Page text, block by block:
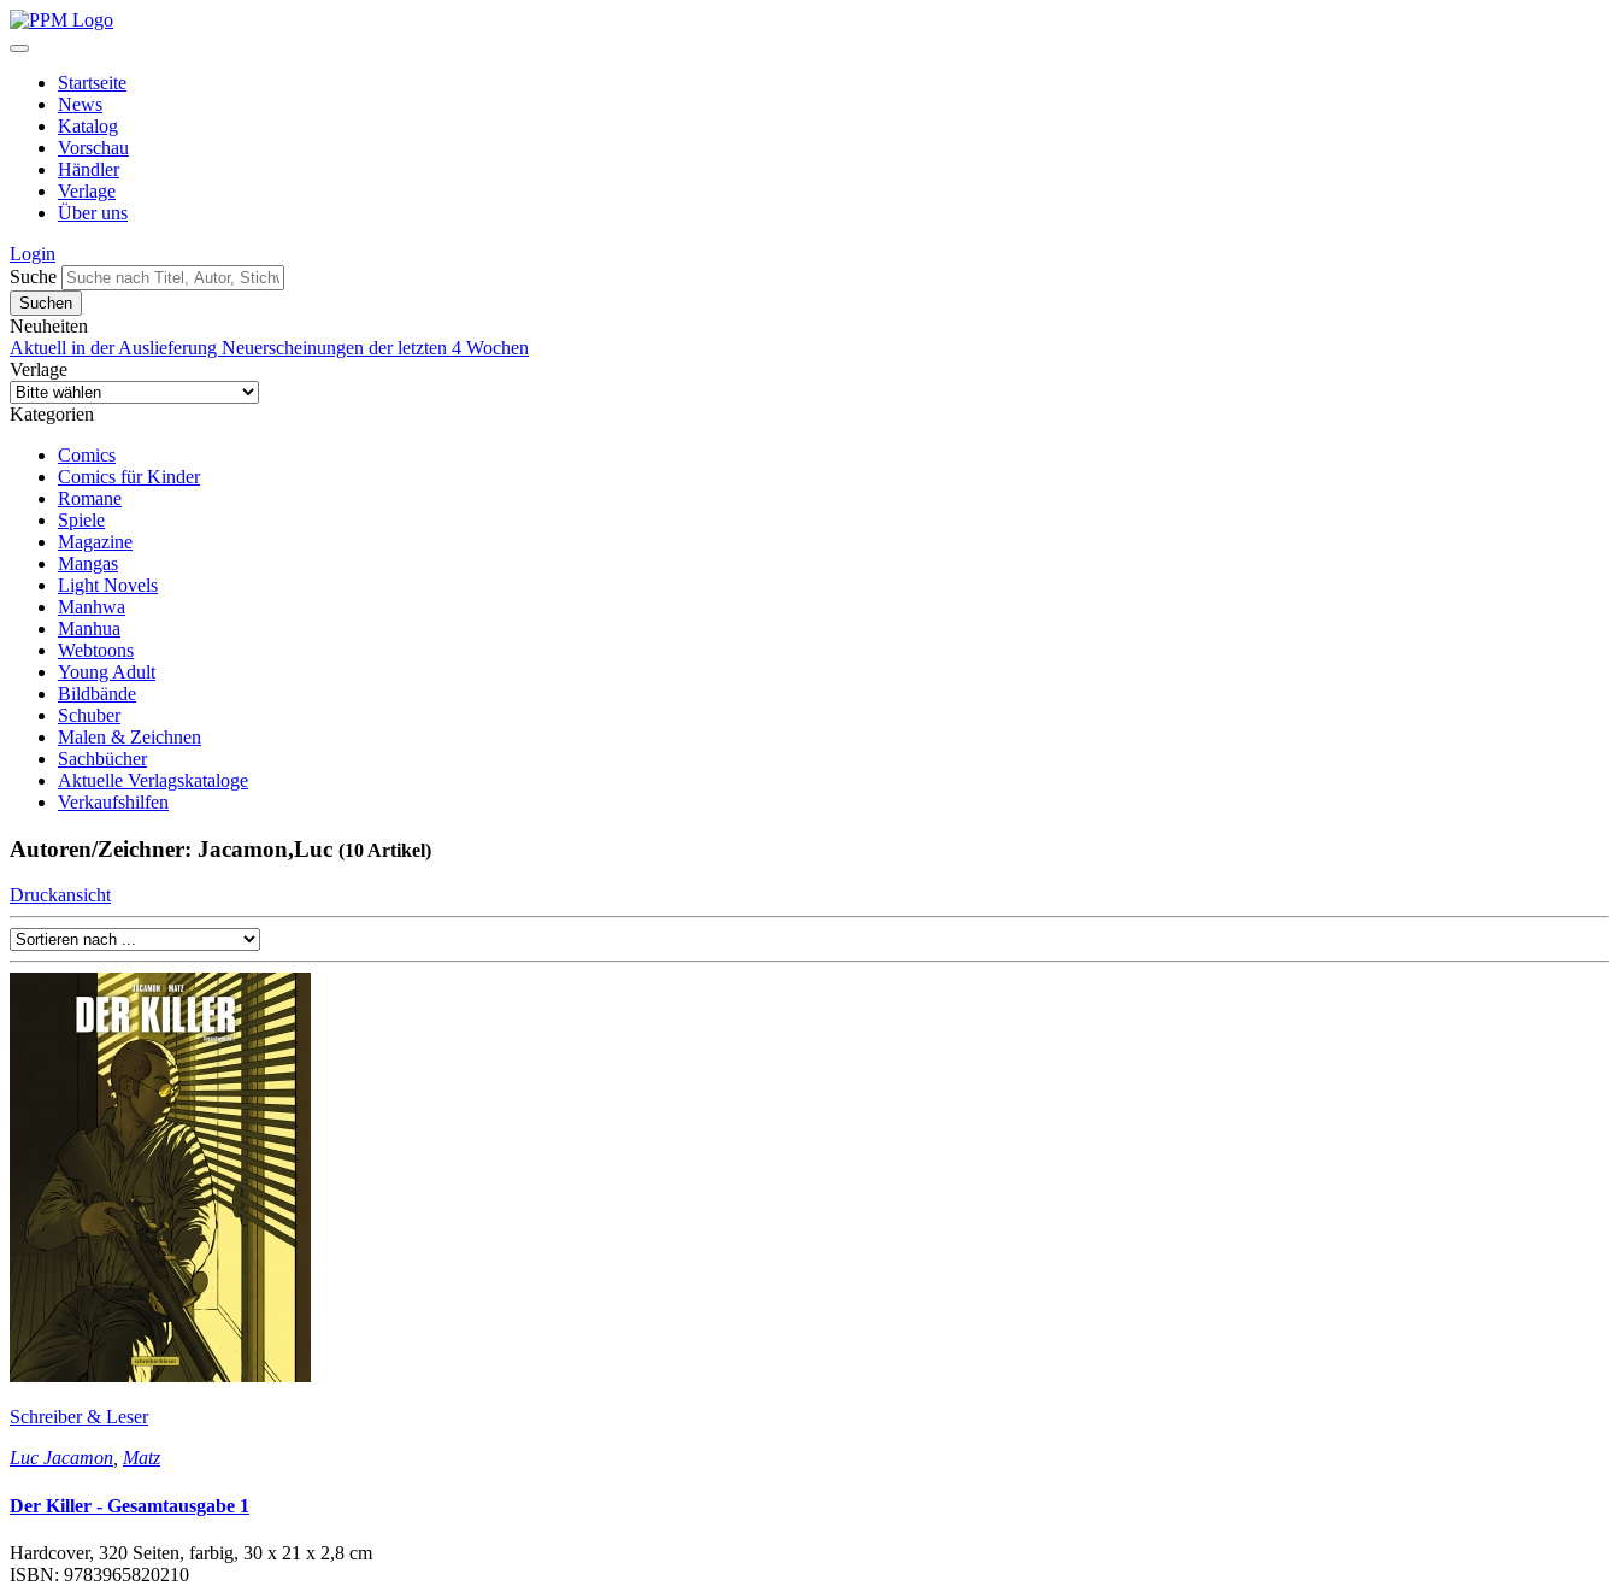
Startseite
News
Katalog
Vorschau
Händler
Verlage
Über uns
Login
Suche
Neuheiten
Aktuell in der Auslieferung Neuerscheinungen der letzten 4 Wochen
Verlage
Kategorien
Comics
Comics für Kinder
Romane
Spiele
Magazine
Mangas
Light Novels
Manhwa
Manhua
Webtoons
Young Adult
Bildbände
Schuber
Malen & Zeichnen
Sachbücher
Aktuelle Verlagskataloge
Verkaufshilfen
Autoren/Zeichner: Jacamon,Luc (10 Artikel)
Druckansicht
Schreiber & Leser
Luc Jacamon, Matz
Der Killer - Gesamtausgabe 1
Hardcover, 320 Seiten, farbig, 30 x 21 x 2,8 cm
ISBN: 9783965820210